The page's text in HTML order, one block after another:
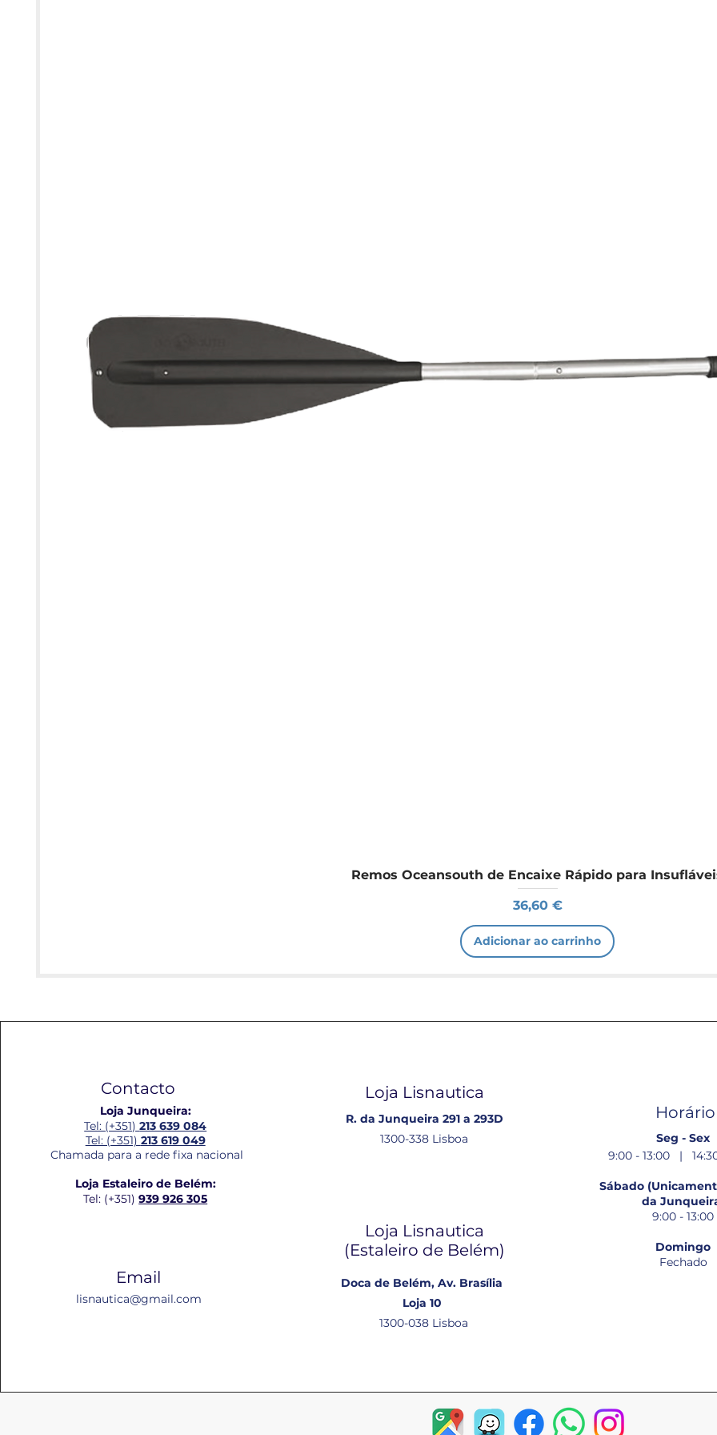
Remos Oceansouth de Encaixe Rápido para
Preço
36,60 €
Adicionar ao carrinho
Contacto
Loja Junqueira:
Tel: (+351)213 639 084
Tel: (+351) 213 619 049
Chamada para a rede fixa nacional
Loja Estaleiro de Belém:
Tel: (+351)939 926 305
Email
lisnautica@gmail.com
Loja Lisnautica
R. da Junqueira 291 a 293D
1300-338 Lisboa
Loja Lisnautica
(Estaleiro de Belém​)
Doca de Belém, Av. Brasília
Loja 10
1300-038 Lisboa
Horário
Seg - Sex
9:00 - 13:00 |
Sábado
da
9:00 - 13:00
Domingo
Fechado